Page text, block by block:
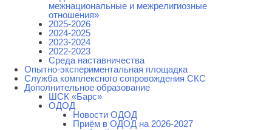
межнациональные и межрелигиозные
отношения»
2025-2026
2024-2025
2023-2024
2022-2023
Среда наставничества
Опытно-экспериментальная площадка
Cлужба комплексного сопровождения СКС
Дополнительное образование
ШСК «Барс»
ОДОД
Новости ОДОД
Приём в ОДОД на 2026-2027